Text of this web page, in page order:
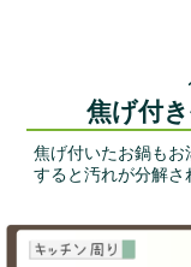
焦げ付
焦げ付いたお鍋もお
すると汚れが分解さ